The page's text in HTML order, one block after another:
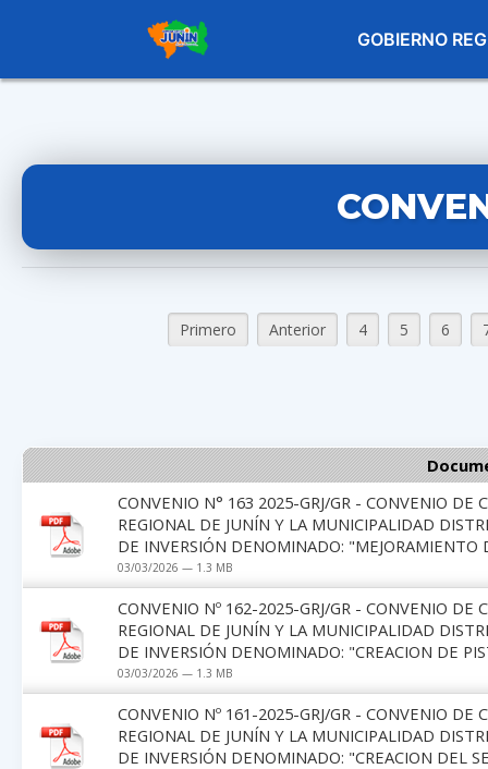
GOBIERNO
Primero Anterior 4 5 6
CONVENIO N° 163 2025-GRJ/GR - CONVENIO DE
REGIONAL DE JUNÍN Y LA MUNICIPALIDAD
DE INVERSIÓN DENOMINADO: "MEJORAMIENTO
03/03/2026 — 1.3 MB
CONVENIO Nº 162-2025-GRJ/GR - CONVENIO DE
REGIONAL DE JUNÍN Y LA MUNICIPALIDAD
DE INVERSIÓN DENOMINADO: "CREACION DE
03/03/2026 — 1.3 MB
CONVENIO Nº 161-2025-GRJ/GR - CONVENIO DE
REGIONAL DE JUNÍN Y LA MUNICIPALIDAD
DE INVERSIÓN DENOMINADO: "CREACION DEL